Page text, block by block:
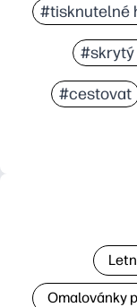
#tisknutelné
#cestovat
Omalovánky